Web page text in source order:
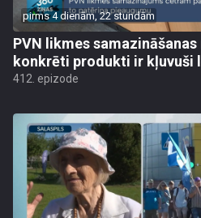
pirms 4 dienām, 22 stundām
PVN likmes
konkrēti produkti ir kļuvuši
412. epizode